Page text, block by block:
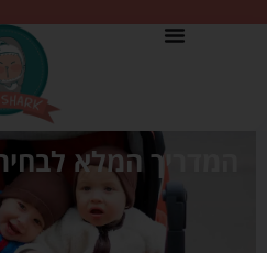
המדריך המלא